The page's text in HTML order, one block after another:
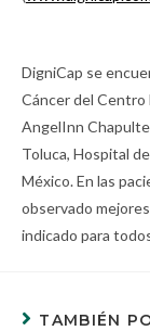
DigniCap se
Cáncer del Centro
AngelInn
Toluca, Hospital
México. En las
observado
indicado para
TAMBIÉN